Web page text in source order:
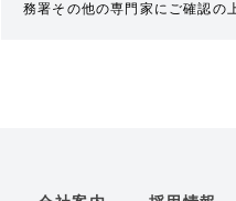
務署その他の専門家にご確認の